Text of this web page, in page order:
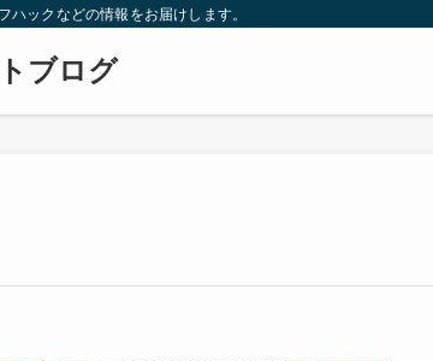
ックなどの情報をお届けします。
ブログ